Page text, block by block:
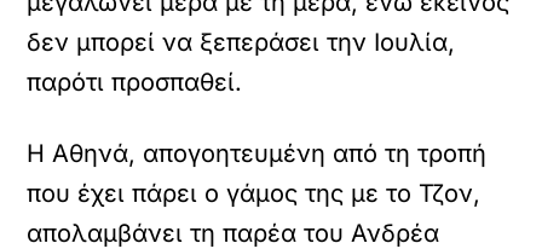
δεν μπορεί να ξεπεράσει την Ιουλία,
παρότι προσπαθεί.
Η Αθηνά, απογοητευμένη από τη τροπή
που έχει πάρει ο γάμος της με το Τζον,
απολαμβάνει τη παρέα του Ανδρέα